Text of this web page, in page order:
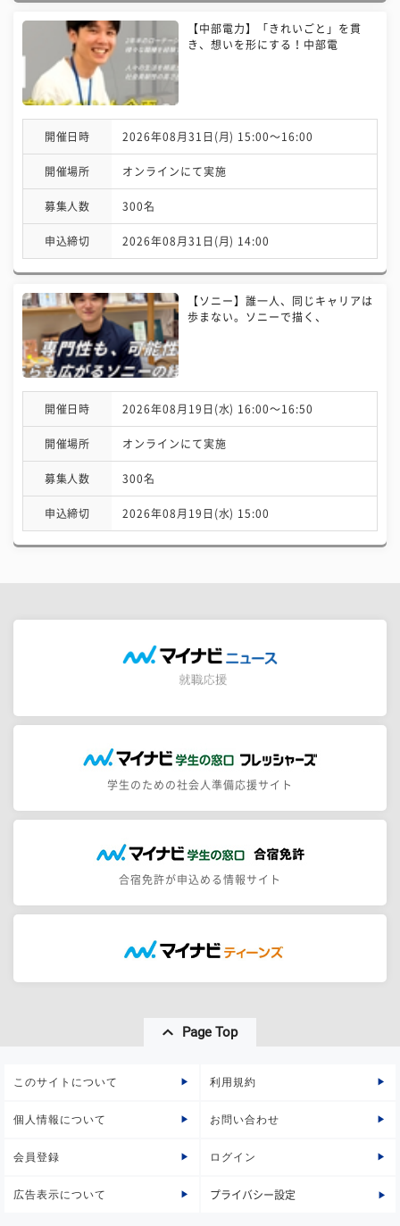
【中部電力】「きれいごと」を貫
き、想いを形にする！中部電
開催日時 2026年08月31日(月) 15:00〜16:00
開催場所 オンラインにて実施
募集人数 300名
申込締切 2026年08月31日(月) 14:00
【ソニー】誰一人、同じキャリアは
歩まない。ソニーで描く、
開催日時 2026年08月19日(水) 16:00〜16:50
開催場所 オンラインにて実施
募集人数 300名
申込締切 2026年08月19日(水) 15:00
学生のための社会人準備応援サイト
合宿免許が申込める情報サイト
Page Top
このサイトについて 利用規約
個人情報について お問い合わせ
会員登録 ログイン
広告表示について プライバシー設定